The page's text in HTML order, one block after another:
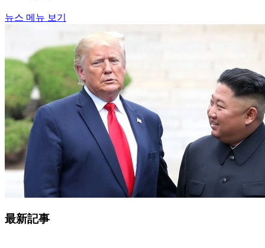
뉴스 메뉴 보기
最新記事